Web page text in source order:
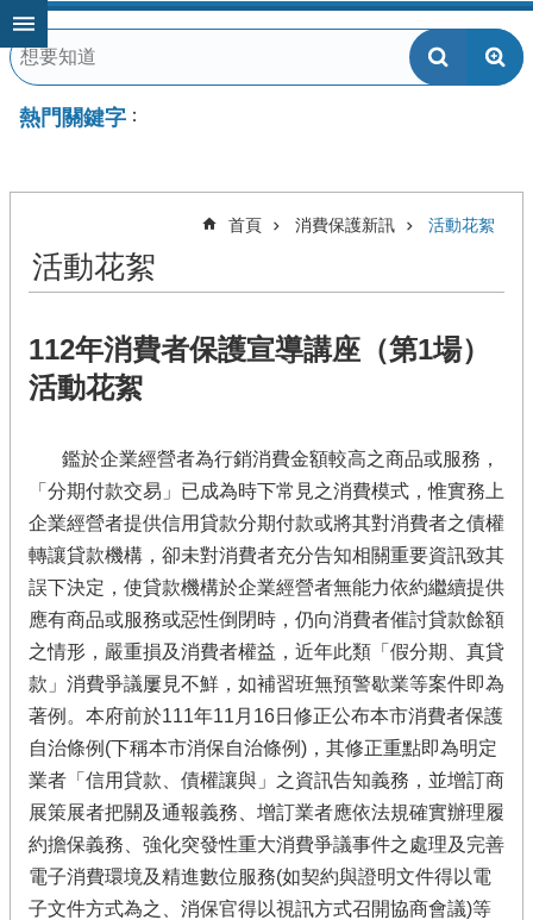
跳到主要內容區塊
熱門關鍵字
首頁 消費保護新訊 活動花絮
活動花絮
112年消費者保護宣導講座（第1場）
活動花絮
鑑於企業經營者為行銷消費金額較高之商品或服務，
「分期付款交易」已成為時下常見之消費模式，惟實務上
企業經營者提供信用貸款分期付款或將其對消費者之債權
轉讓貸款機構，卻未對消費者充分告知相關重要資訊致其
誤下決定，使貸款機構於企業經營者無能力依約繼續提供
應有商品或服務或惡性倒閉時，仍向消費者催討貸款餘額
之情形，嚴重損及消費者權益，近年此類「假分期、真貸
款」消費爭議屢見不鮮，如補習班無預警歇業等案件即為
著例。本府前於111年11月16日修正公布本市消費者保護
自治條例(下稱本市消保自治條例)，其修正重點即為明定
業者「信用貸款、債權讓與」之資訊告知義務，並增訂商
展策展者把關及通報義務、增訂業者應依法規確實辦理履
約擔保義務、強化突發性重大消費爭議事件之處理及完善
電子消費環境及精進數位服務(如契約與證明文件得以電
子文件方式為之、消保官得以視訊方式召開協商會議)等